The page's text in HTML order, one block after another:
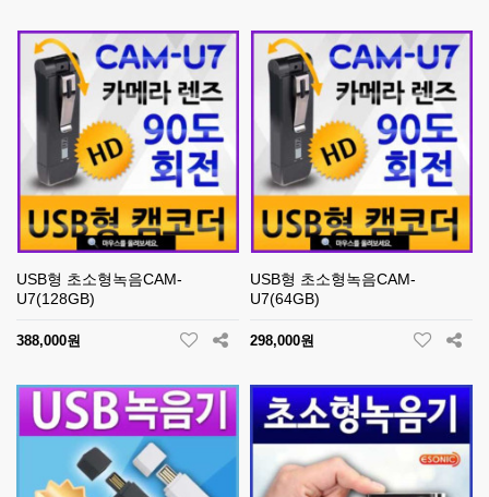
USB형 초소형녹음CAM-
U7(128GB)
388,000원
USB형 초소형녹음CAM-
U7(64GB)
298,000원